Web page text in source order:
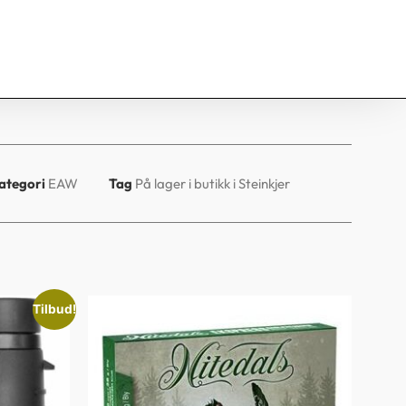
EAW Tag På lager i butikk i Steinkjer
Tilbud!